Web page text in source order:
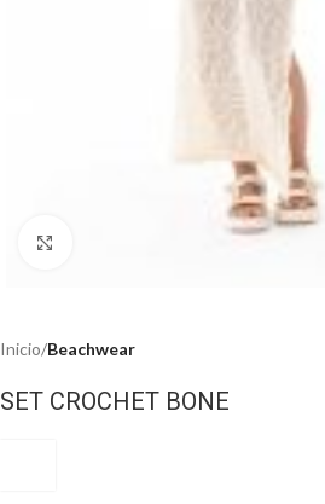
Inicio Beachwear
SET CROCHET BONE